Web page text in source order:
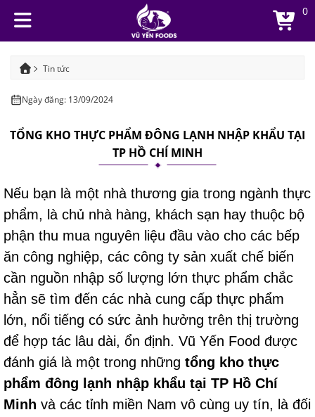
0
Tin tức
Ngày đăng: 13/09/2024
TỔNG KHO THỰC PHẨM ĐÔNG LẠNH NHẬP KHẨU TẠI
TP HỒ CHÍ MINH
Nếu bạn là một nhà thương gia trong ngành thực
phẩm, là chủ nhà hàng, khách sạn hay thuộc bộ
phận thu mua nguyên liệu đầu vào cho các bếp
ăn công nghiệp, các công ty sản xuất chế biến
cần nguồn nhập số lượng lớn thực phẩm chắc
hẳn sẽ tìm đến các nhà cung cấp thực phẩm
lớn, nổi tiếng có sức ảnh hưởng trên thị trường
để hợp tác lâu dài, ổn định. Vũ Yến Food được
đánh giá là một trong những tổng kho thực
phẩm đông lạnh nhập khẩu tại TP Hồ Chí
Minh và các tỉnh miền Nam vô cùng uy tín, là đối